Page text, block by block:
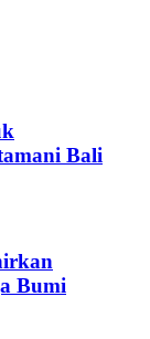
Bali
Bumi